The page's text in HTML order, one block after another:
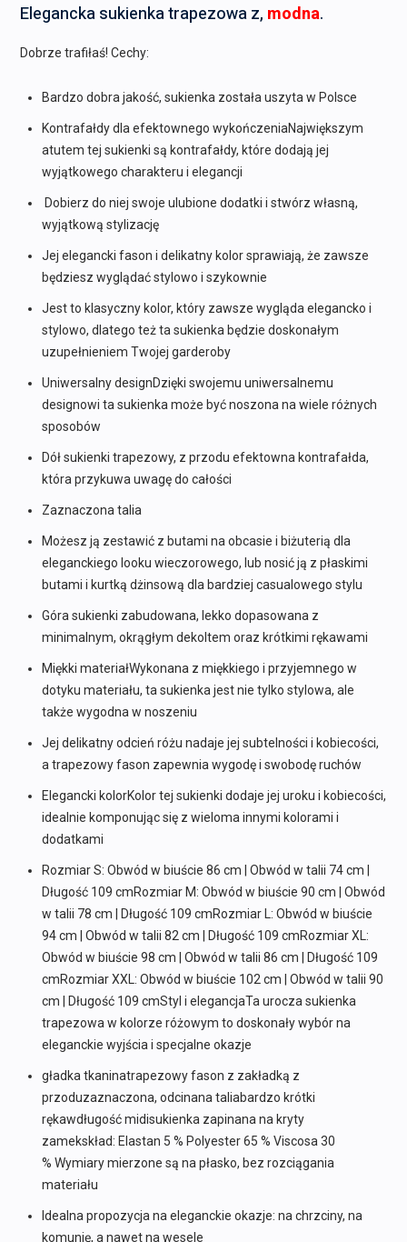
wynosiła:
289,00 zł.
wynosi:
Elegancka sukienka trapezowa z, modna.
Dobrze trafiłaś! Cechy:
Bardzo dobra jakość, sukienka została uszyta w Polsce
Kontrafałdy dla efektownego wykończeniaNajwiększym
atutem tej sukienki są kontrafałdy, które dodają jej
wyjątkowego charakteru i elegancji
Dobierz do niej swoje ulubione dodatki i stwórz własną,
wyjątkową stylizację
Jej elegancki fason i delikatny kolor sprawiają, że zawsze
będziesz wyglądać stylowo i szykownie
Jest to klasyczny kolor, który zawsze wygląda elegancko i
stylowo, dlatego też ta sukienka będzie doskonałym
uzupełnieniem Twojej garderoby
Uniwersalny designDzięki swojemu uniwersalnemu
designowi ta sukienka może być noszona na wiele różnych
sposobów
Dół sukienki trapezowy, z przodu efektowna kontrafałda,
która przykuwa uwagę do całości
Zaznaczona talia
Możesz ją zestawić z butami na obcasie i biżuterią dla
eleganckiego looku wieczorowego, lub nosić ją z płaskimi
butami i kurtką dżinsową dla bardziej casualowego stylu
Góra sukienki zabudowana, lekko dopasowana z
minimalnym, okrągłym dekoltem oraz krótkimi rękawami
Miękki materiałWykonana z miękkiego i przyjemnego w
dotyku materiału, ta sukienka jest nie tylko stylowa, ale
także wygodna w noszeniu
Jej delikatny odcień różu nadaje jej subtelności i kobiecości,
a trapezowy fason zapewnia wygodę i swobodę ruchów
Elegancki kolorKolor tej sukienki dodaje jej uroku i kobiecości,
idealnie komponując się z wieloma innymi kolorami i
dodatkami
Rozmiar S: Obwód w biuście 86 cm | Obwód w talii 74 cm |
Długość 109 cmRozmiar M: Obwód w biuście 90 cm | Obwód
w talii 78 cm | Długość 109 cmRozmiar L: Obwód w biuście
94 cm | Obwód w talii 82 cm | Długość 109 cmRozmiar XL:
Obwód w biuście 98 cm | Obwód w talii 86 cm | Długość 109
cmRozmiar XXL: Obwód w biuście 102 cm | Obwód w talii 90
cm | Długość 109 cmStyl i elegancjaTa urocza sukienka
trapezowa w kolorze różowym to doskonały wybór na
eleganckie wyjścia i specjalne okazje
gładka tkaninatrapezowy fason z zakładką z
przoduzaznaczona, odcinana taliabardzo krótki
rękawdługość midisukienka zapinana na kryty
zamekskład: Elastan 5 % Polyester 65 % Viscosa 30
% Wymiary mierzone są na płasko, bez rozciągania
materiału
Idealna propozycja na eleganckie okazje: na chrzciny, na
komunię, a nawet na wesele